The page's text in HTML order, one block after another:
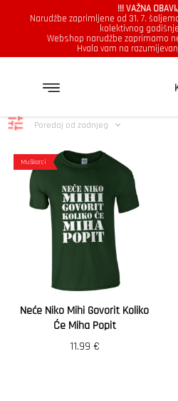
!!! VAŽNA
Narudžbe zaprimljene od 31. 7.
kolektivnog
Webshop narudžbe zaprimamo
Hvala vam na
Miha Prikazuje se jedan
Poredaj od zadnjeg
Muškarci
Neće Niko Mihi Govorit Koliko
Će Miha Popit
11.99 €